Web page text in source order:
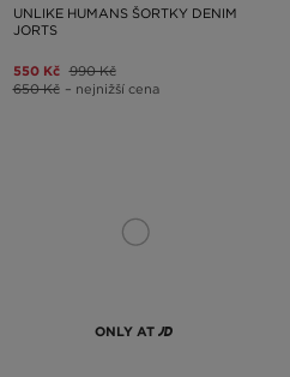
UNLIKE HUMANS ŠORTKY DENIM
JORTS
550 Kč 990 Kč
650 Kč – nejnižší cena
ONLY AT